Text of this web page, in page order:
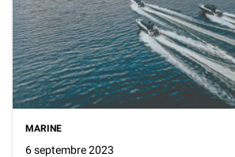
MARINE
6 septembre 2023